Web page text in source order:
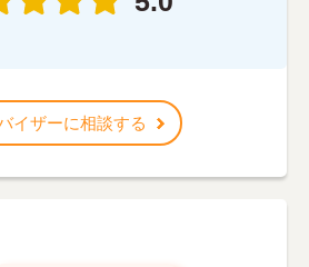
イザーに相談する